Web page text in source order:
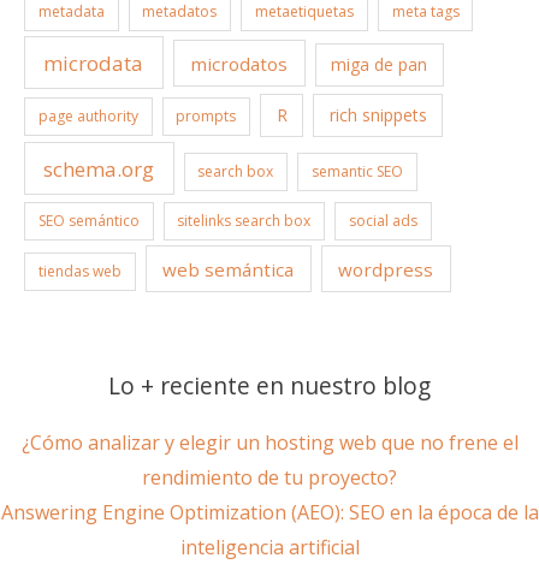
metadata metadatos metaetiquetas meta tags
microdata microdatos miga de pan
page authority prompts R rich snippets
schema.org search box semantic SEO
SEO semántico sitelinks search box social ads
tiendas web web semántica wordpress
Lo + reciente en nuestro blog
¿Cómo analizar y elegir un hosting web que no frene el
rendimiento de tu proyecto?
Answering Engine Optimization (AEO): SEO en la época de la
inteligencia artificial